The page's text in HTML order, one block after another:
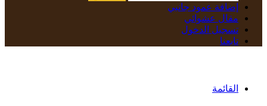
إضافة عمود جانبي
مقال عشوائي
تسجيل الدخول
تابعنا
القائمة